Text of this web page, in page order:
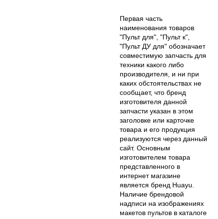
Первая часть
наименования товаров
"Пульт для", "Пульт к",
"Пульт ДУ для" обозначает
совместимую запчасть для
техники какого либо
производителя, и ни при
каких обстоятельствах не
сообщает, что бренд
изготовителя данной
запчасти указан в этом
заголовке или карточке
товара и его продукция
реализуются через данный
сайт. Основным
изготовителем товара
представленного в
интернет магазине
является бренд Huayu.
Наличие брендовой
надписи на изображениях
макетов пультов в каталоге